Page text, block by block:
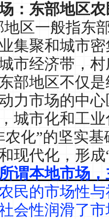
：东部地区
地区一般指东
集聚和城市
市经济带，
部地区不仅
力市场的中
城市化和工
农化”的坚实
现代化，形
谓本地市场
民的市场性
会性润滑了